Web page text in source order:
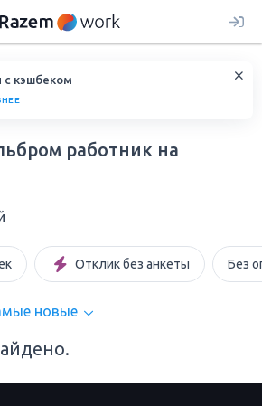
с кэшбеком
работник на
Отклик без анкеты Без
новые